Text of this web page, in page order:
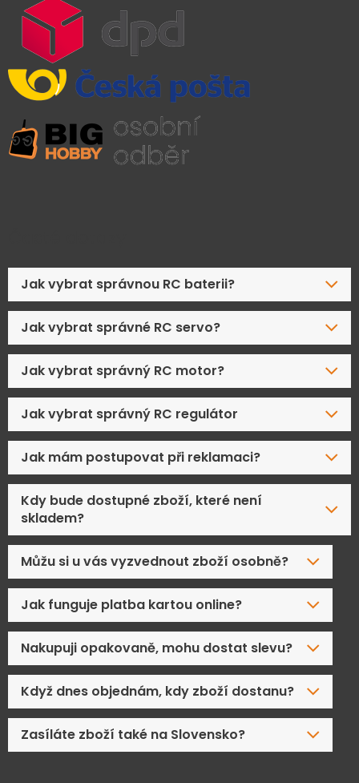
Jak vybrat správnou RC baterii?
Jak vybrat správné RC servo?
Jak vybrat správný RC motor?
Jak vybrat správný RC regulátor
Jak mám postupovat při reklamaci?
Kdy bude dostupné zboží, které není
skladem?
Můžu si u vás vyzvednout zboží osobně?
Jak funguje platba kartou online?
Nakupuji opakovaně, mohu dostat slevu?
Když dnes objednám, kdy zboží dostanu?
Zasíláte zboží také na Slovensko?